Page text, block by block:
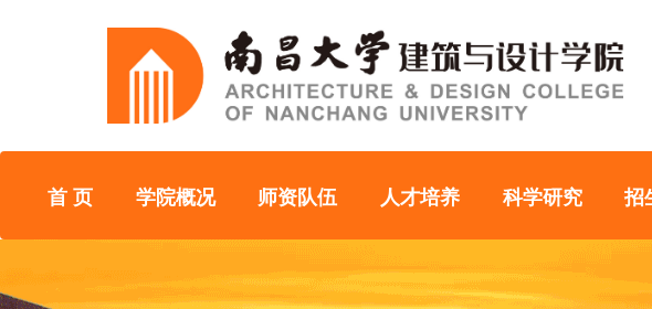
首 页 学院概况 师资队伍 人才培养 科学研究 招